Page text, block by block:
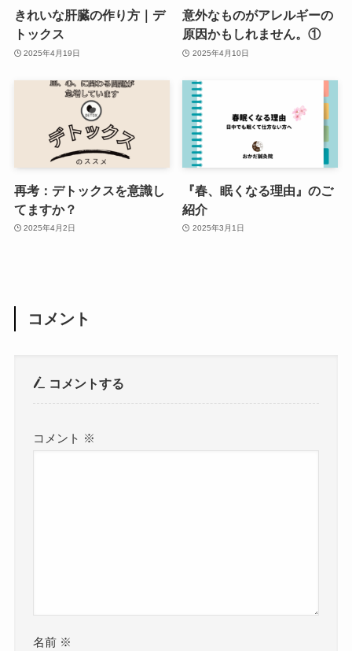
きれいな肝臓の作り方｜デ
トックス
2025年4月19日
意外なものがアレルギーの
原因かもしれません。①
2025年4月10日
再考：デトックスを意識し
てますか？
2025年4月2日
『春、眠くなる理由』のご
紹介
2025年3月1日
コメント
コメントする
コメント ※
名前 ※